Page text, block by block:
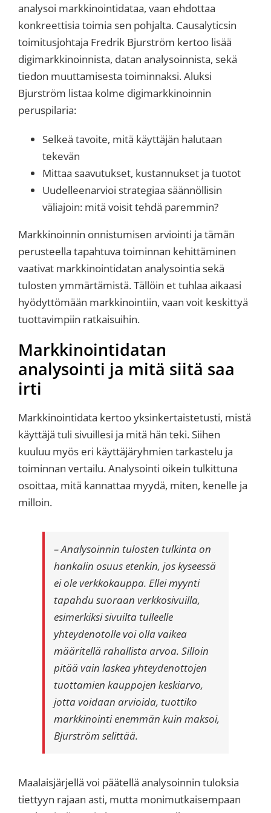
analysoi markkinointidataa, vaan ehdottaa
konkreettisia toimia sen pohjalta. Causalyticsin
toimitusjohtaja Fredrik Bjurström kertoo lisää
digimarkkinoinnista, datan analysoinnista, sekä
tiedon muuttamisesta toiminnaksi.Aluksi
Bjurström listaa kolme digimarkkinoinnin
peruspilaria:
Selkeä tavoite, mitä käyttäjän halutaan
tekevän
Mittaa saavutukset, kustannukset ja tuotot
Uudelleenarvioi strategiaa säännöllisin
väliajoin: mitä voisit tehdä paremmin?
Markkinoinnin onnistumisen arviointi ja tämän
perusteella tapahtuva toiminnan kehittäminen
vaativat markkinointidatan analysointia sekä
tulosten ymmärtämistä. Tällöin et tuhlaa aikaasi
hyödyttömään markkinointiin, vaan voit keskittyä
tuottavimpiin ratkaisuihin.
Markkinointidatan
analysointi ja mitä siitä saa
irti
Markkinointidata kertoo yksinkertaistetusti, mistä
käyttäjä tuli sivuillesi ja mitä hän teki. Siihen
kuuluu myös eri käyttäjäryhmien tarkastelu ja
toiminnan vertailu. Analysointi oikein tulkittuna
osoittaa, mitä kannattaa myydä, miten, kenelle ja
milloin.
– Analysoinnin tulosten tulkinta on
hankalin osuus etenkin, jos kyseessä
ei ole verkkokauppa. Ellei myynti
tapahdu suoraan verkkosivuilla,
esimerkiksi sivuilta tulleelle
yhteydenotolle voi olla vaikea
määritellä rahallista arvoa. Silloin
pitää vain laskea yhteydenottojen
tuottamien kauppojen keskiarvo,
jotta voidaan arvioida, tuottiko
markkinointi enemmän kuin maksoi,
Bjurström selittää.
Maalaisjärjellä voi päätellä analysoinnin tuloksia
tiettyyn rajaan asti, mutta monimutkaisempaan